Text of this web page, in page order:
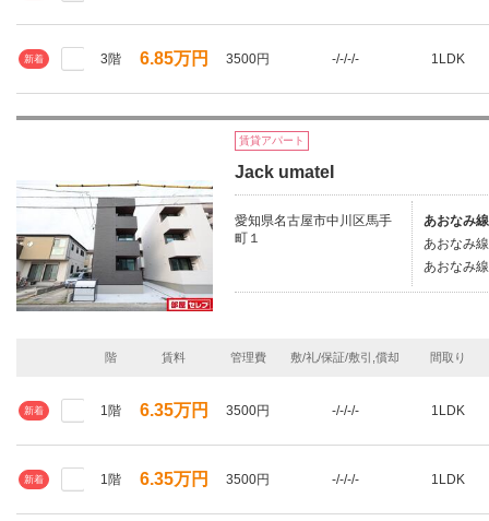
新着 3階 6.85万円 3500円 -/-/-/- 1LDK
賃貸アパート
Jack umateI
愛知県名古屋市中川区馬手
町１
あおなみ
あおなみ
あおなみ
階 賃料 管理費 敷/礼/保証/敷引,償却 間取り
新着 1階 6.35万円 3500円 -/-/-/- 1LDK
新着 1階 6.35万円 3500円 -/-/-/- 1LDK